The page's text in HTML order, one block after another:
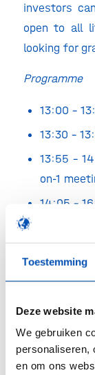
Toestemming
Deze website
We gebruiken
personaliseren,
en om ons
investors
open to all
looking for
Programme
13:00 –
13:30 –
13:55 –
on-1
14:05 –
Location:
Oegstgeest
Date:June
13:00-